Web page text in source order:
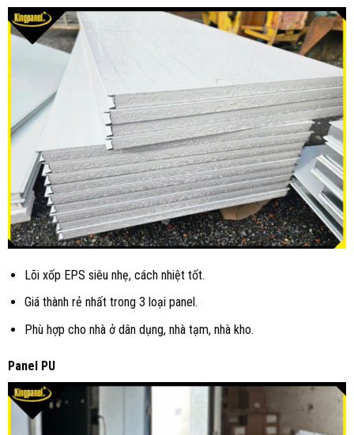
Lõi xốp EPS siêu nhẹ, cách nhiệt tốt.
Giá thành rẻ nhất trong 3 loại panel.
Phù hợp cho nhà ở dân dụng, nhà tạm, nhà kho.
Panel PU